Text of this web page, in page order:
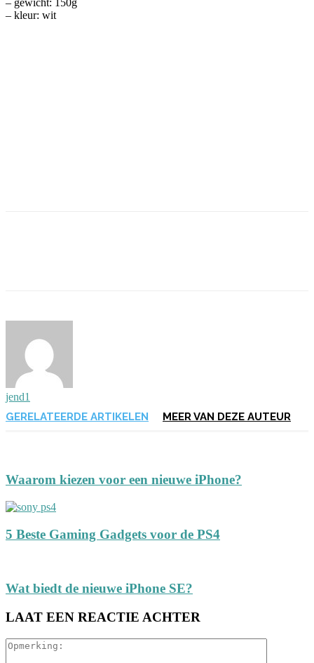
– kleur: wit
jend1
GERELATEERDE ARTIKELEN MEER VAN DEZE AUTEUR
Waarom kiezen voor een nieuwe iPhone?
5 Beste Gaming Gadgets voor de PS4
Wat biedt de nieuwe iPhone SE?
LAAT EEN REACTIE ACHTER